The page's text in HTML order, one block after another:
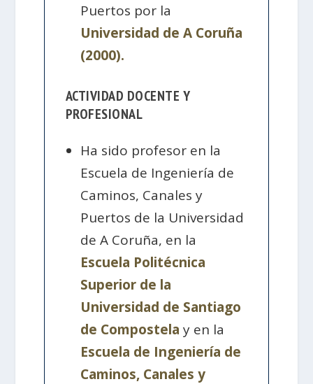
Puertos por la
Universidad de A Coruña
(2000).
ACTIVIDAD DOCENTE Y
PROFESIONAL
Ha sido profesor en la
Escuela de Ingeniería de
Caminos, Canales y
Puertos de la Universidad
de A Coruña, en la
Escuela Politécnica
Superior de la
Universidad de Santiago
de Compostela y en la
Escuela de Ingeniería de
Caminos, Canales y